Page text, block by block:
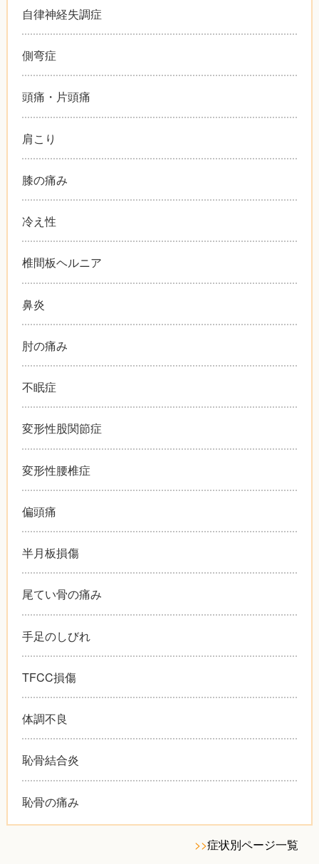
自律神経失調症
側弯症
頭痛・片頭痛
肩こり
膝の痛み
冷え性
椎間板ヘルニア
鼻炎
肘の痛み
不眠症
変形性股関節症
変形性腰椎症
偏頭痛
半月板損傷
尾てい骨の痛み
手足のしびれ
TFCC損傷
体調不良
恥骨結合炎
恥骨の痛み
>>症状別ページ一覧